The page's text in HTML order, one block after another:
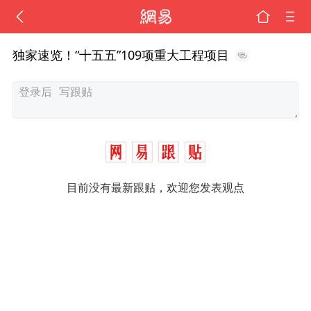
独家速览！“十五五”109项重大工程项目
目前没有最新跟贴，欢迎您发表观点